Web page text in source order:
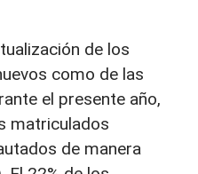
de los
como de las
el presente año,
matriculados
de manera